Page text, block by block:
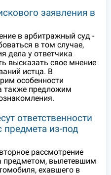
заявления в
в арбитражный суд -
в том случае,
дела у ответчика
высказать свое мнение
истца. В
особенности
также предложим
ответственности
из-под
рассмотрение
предметом, вылетевшим
ехавшего в